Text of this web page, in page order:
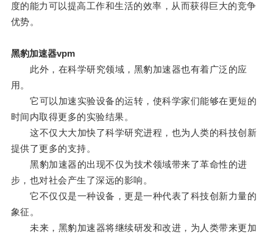
度的能力可以提高工作和生活的效率，从而获得巨大的竞争
优势。
黑豹加速器vpm
此外，在科学研究领域，黑豹加速器也有着广泛的应
用。
它可以加速实验设备的运转，使科学家们能够在更短的
时间内取得更多的实验结果。
这不仅大大加快了科学研究进程，也为人类的科技创新
提供了更多的支持。
黑豹加速器的出现不仅为技术领域带来了革命性的进
步，也对社会产生了深远的影响。
它不仅仅是一种设备，更是一种代表了科技创新力量的
象征。
未来，黑豹加速器将继续研发和改进，为人类带来更加